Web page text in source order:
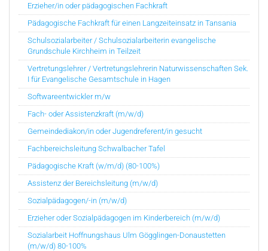
Erzieher/in oder pädagogischen Fachkraft
Pädagogische Fachkraft für einen Langzeiteinsatz in Tansania
Schulsozialarbeiter / Schulsozialarbeiterin evangelische
Grundschule Kirchheim in Teilzeit
Vertretungslehrer / Vertretungslehrerin Naturwissenschaften Sek.
I für Evangelische Gesamtschule in Hagen
Softwareentwickler m/w
Fach- oder Assistenzkraft (m/w/d)
Gemeindediakon/in oder Jugendreferent/in gesucht
Fachbereichsleitung Schwalbacher Tafel
Pädagogische Kraft (w/m/d) (80-100%)
Assistenz der Bereichsleitung (m/w/d)
Sozialpädagogen/-in (m/w/d)
Erzieher oder Sozialpädagogen im Kinderbereich (m/w/d)
Sozialarbeit Hoffnungshaus Ulm Gögglingen-Donaustetten
(m/w/d) 80-100%